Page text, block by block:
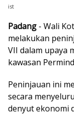
ist
Padang - Wali
melakukan
VII dalam upaya
kawasan
Peninjauan ini
secara
denyut ekonomi